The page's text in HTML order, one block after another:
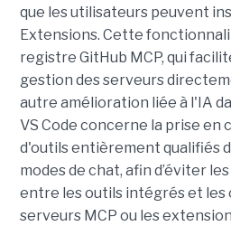
que les utilisateurs peuvent
Extensions. Cette
registre GitHub MCP, qui
gestion des serveurs
autre amélioration liée à l'IA
VS Code concerne la prise en
d'outils entièrement qualifiés
modes de chat, afin d’éviter
entre les outils intégrés et les
serveurs MCP ou les